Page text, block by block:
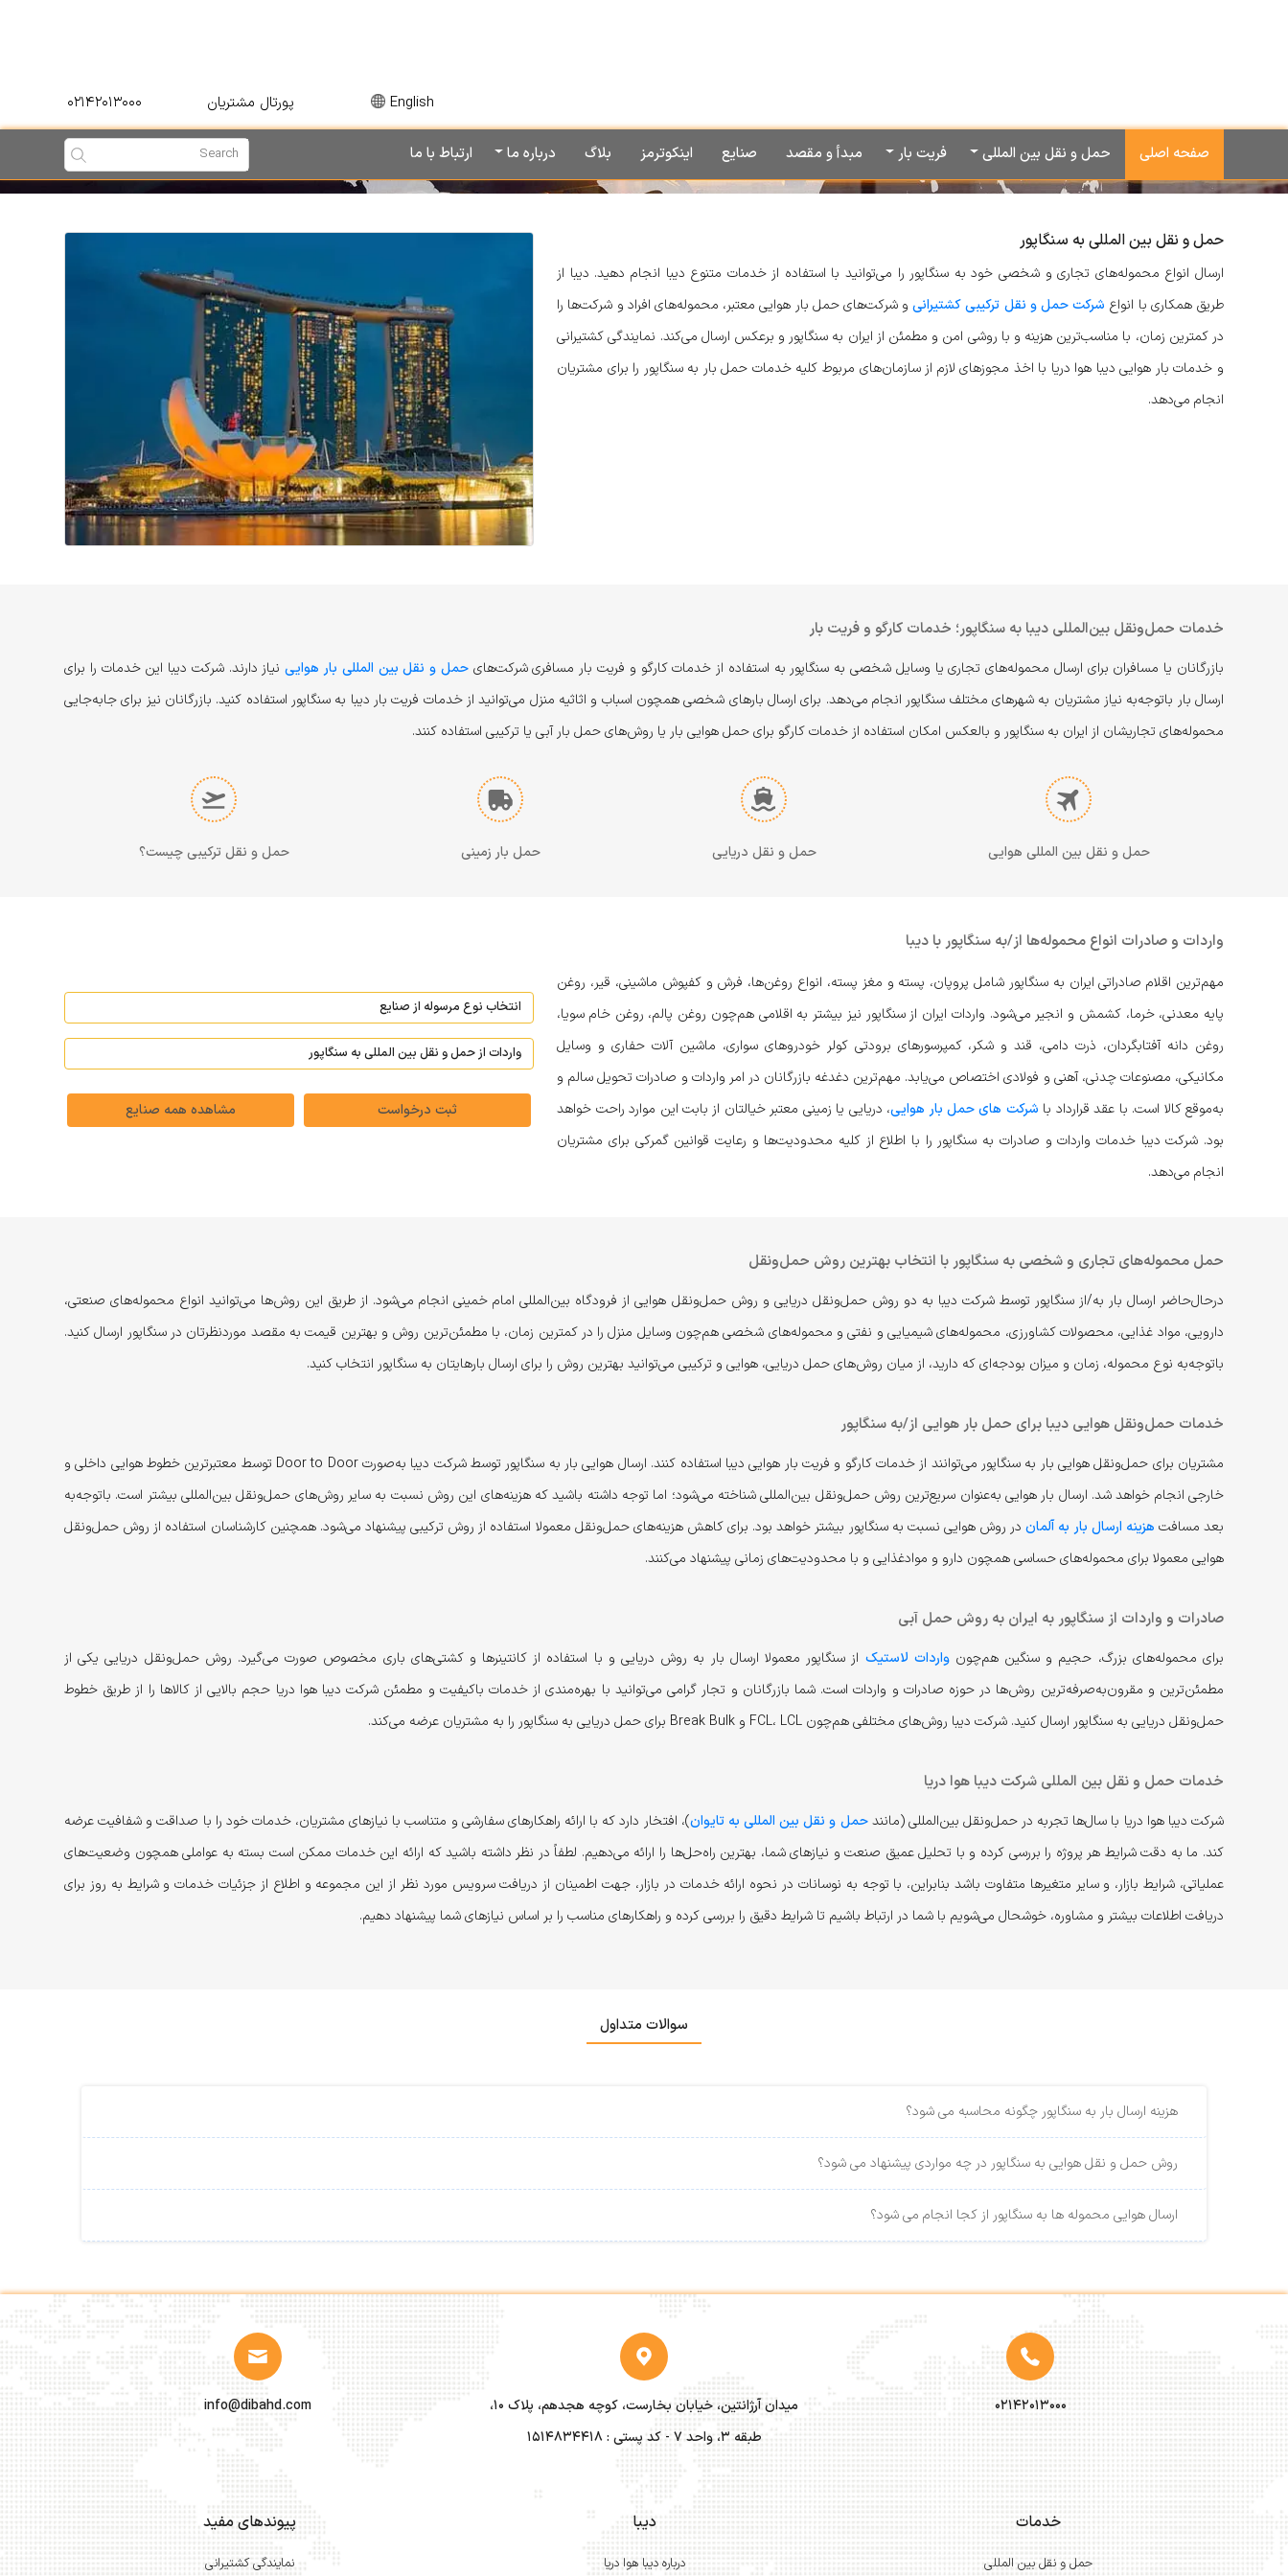
English پورتال مشتریان ۰۲۱۴۲۰۱۳۰۰۰
صفحه اصلی حمل و نقل بین المللی فریت بار مبدأ و مقصد صنایع اینکوترمز بلاگ درباره ما ارتباط با ما
حمل و نقل بین المللی به سنگاپور
ارسال انواع محموله‌های تجاری و شخصی خود به سنگاپور را می‌توانید با استفاده از خدمات متنوع دیبا انجام دهید. دیبا از
طریق همکاری با انواع شرکت حمل و نقل ترکیبی کشتیرانیو شرکت‌های حمل‌ بار هوایی معتبر، محموله‌های افراد و شرکت‌ها را
در کمترین زمان، با مناسب‌ترین هزینه و با روشی امن و مطمئن از ایران به سنگاپور و برعکس ارسال می‌کند. نمایندگی کشتیرانی
و خدمات بار هوایی دیبا هوا دریا با اخذ مجوزهای لازم از سازمان‌های مربوط کلیه خدمات حمل بار به سنگاپور را برای مشتریان
انجام می‌دهد.
خدمات حمل‌ونقل بین‌المللی دیبا به سنگاپور؛ خدمات کارگو و فریت بار
بازرگانان یا مسافران برای ارسال محموله‌های تجاری یا وسایل شخصی به سنگاپور به استفاده از خدمات کارگو و فریت بار مسافری شرکت‌هایحمل و نقل بین المللی بار هوایینیاز دارند. شرکت دیبا این خدمات را برای
ارسال بار با‌توجه‌به نیاز مشتریان به شهرهای مختلف سنگاپور انجام می‌دهد. برای ارسال بارهای شخصی همچون اسباب و اثاثیه منزل می‌توانید از خدمات فریت بار دیبا به سنگاپور استفاده کنید. بازرگانان نیز برای جابه‌جایی
محموله‌های تجاریشان از ایران به سنگاپور و بالعکس امکان استفاده از خدمات کارگو برای حمل هوایی بار یا روش‌های حمل بار آبی یا ترکیبی استفاده کنند.
حمل و نقل بین المللی هوایی حمل و نقل دریایی حمل بار زمینی حمل و نقل ترکیبی چیست؟
واردات و صادرات انواع محموله‌ها از/به سنگاپور با دیبا
مهم‌ترین اقلام صادراتی ایران به سنگاپور شامل پروپان، پسته و مغز پسته، انواع روغن‌ها، فرش و کفپوش ماشینی، قیر، روغن
پایه معدنی، خرما، کشمش و انجیر می‌شود. واردات ایران از سنگاپور نیز بیشتر به اقلامی هم‌چون روغن پالم، روغن خام سویا،
روغن دانه آفتابگردان، ذرت دامی، قند و شکر، کمپرسورهای برودتی کولر خودروهای سواری، ماشین آلات حفاری و وسایل
مکانیکی، مصنوعات چدنی، آهنی و فولادی اختصاص می‌یابد. مهم‌ترین دغدغه بازرگانان در امر واردات و صادرات تحویل سالم و
به‌موقع کالا است. با عقد قرارداد با شرکت های حمل بار هوایی، دریایی یا زمینی معتبر خیالتان از بابت این موارد راحت خواهد
بود. شرکت دیبا خدمات واردات و صادرات به سنگاپور را با اطلاع از کلیه محدودیت‌ها و رعایت قوانین گمرکی برای مشتریان
انجام می‌دهد.
ثبت درخواست مشاهده همه صنایع
حمل محموله‌های تجاری و شخصی به سنگاپور با انتخاب بهترین روش حمل‌ونقل
در‌حال‌حاضر ارسال بار به/از سنگاپور توسط شرکت دیبا به دو روش حمل‌ونقل دریایی و روش حمل‌ونقل هوایی از فرودگاه بین‌المللی امام خمینی انجام می‌شود. از طریق این روش‌ها می‌توانید انواع محموله‌های صنعتی،
دارویی، مواد غذایی، محصولات کشاورزی، محموله‌های شیمیایی و نفتی و محموله‌های شخصی هم‌چون وسایل منزل را در کمترین زمان، با مطمئن‌ترین روش و بهترین قیمت به مقصد مورد‌نظرتان در سنگاپور ارسال کنید.
با‌توجه‌به نوع محموله، زمان و میزان بودجه‌ای که دارید، از میان روش‌های حمل دریایی، هوایی و ترکیبی می‌توانید بهترین روش را برای ارسال بارهایتان به سنگاپور انتخاب کنید.
خدمات حمل‌ونقل هوایی دیبا برای حمل بار هوایی از/به سنگاپور
مشتریان برای حمل‌ونقل هوایی بار به سنگاپور می‌توانند از خدمات کارگو و فریت بار هوایی دیبا استفاده کنند. ارسال هوایی بار به سنگاپور توسط شرکت دیبا به‌صورت Door to Door توسط معتبر‌ترین خطوط هوایی داخلی و
خارجی انجام خواهد شد. ارسال بار هوایی به‌عنوان سریع‌ترین روش حمل‌ونقل بین‌المللی شناخته می‌شود؛ اما توجه داشته باشید که هزینه‌های این روش نسبت به سایر روش‌های حمل‌ونقل بین‌المللی بیشتر است. با‌توجه‌به
بعد مسافت هزینه ارسال بار به آلماندر روش‌ هوایی نسبت به سنگاپور بیشتر خواهد بود. برای کاهش هزینه‌های حمل‌ونقل معمولا استفاده از روش ترکیبی پیشنهاد می‌شود. همچنین کارشناسان استفاده از روش حمل‌ونقل
هوایی معمولا برای محموله‌های حساسی همچون دارو و مواد‌غذایی و با محدودیت‌های زمانی پیشنهاد می‌کنند.
صادرات و واردات از سنگاپور به ایران به‌ روش حمل آبی
برای محموله‌های بزرگ، حجیم و سنگین هم‌چونواردات لاستیک از سنگاپور معمولا ارسال بار به روش دریایی و با استفاده از کانتینرها و کشتی‌های باری مخصوص صورت می‌گیرد. روش حمل‌ونقل دریایی یکی از
مطمئن‌ترین و مقرون‌به‌صرفه‌ترین روش‌ها در حوزه صادرات و واردات است. شما بازرگانان و تجار گرامی می‌توانید با بهره‌مندی از خدمات با‌کیفیت و مطمئن شرکت دیبا هوا دریا حجم بالایی از کالاها را از طریق خطوط
حمل‌ونقل دریایی به سنگاپور ارسال کنید. شرکت دیبا روش‌های مختلفی هم‌چون FCL، LCL و Break Bulk برای حمل دریایی به سنگاپور را به مشتریان عرضه می‌کند.
خدمات حمل و نقل بین المللی شرکت دیبا هوا دریا
شرکت دیبا هوا دریا با سال‌ها تجربه در حمل‌ونقل بین‌المللی (مانندحمل و نقل بین المللی به تایوان)، افتخار دارد که با ارائه راهکارهای سفارشی و متناسب با نیازهای مشتریان، خدمات خود را با صداقت و شفافیت عرضه
کند. ما به دقت شرایط هر پروژه را بررسی کرده و با تحلیل عمیق صنعت و نیازهای شما، بهترین راه‌حل‌ها را ارائه می‌دهیم. لطفاً در نظر داشته باشید که ارائه این خدمات ممکن است بسته به عواملی همچون وضعیت‌های
عملیاتی، شرایط بازار، و سایر متغیرها متفاوت باشد بنابراین، با توجه به نوسانات در نحوه ارائه خدمات در بازار، جهت اطمینان از دریافت سرویس مورد نظر از این مجموعه و اطلاع از جزئیات خدمات و شرایط به روز برای
دریافت اطلاعات بیشتر و مشاوره، خوشحال می‌شویم با شما در ارتباط باشیم تا شرایط دقیق را بررسی کرده و راهکارهای مناسب را بر اساس نیازهای شما پیشنهاد دهیم.
سوالات متداول
هزینه ارسال بار به سنگاپور چگونه محاسبه می شود؟
روش حمل و نقل هوایی به سنگاپور در چه مواردی پیشنهاد می شود؟
ارسال هوایی محموله ها به سنگاپور از کجا انجام می شود؟
۰۲۱۴۲۰۱۳۰۰۰
میدان آرژانتین، خیابان بخارست، کوچه هجدهم، پلاک ۱۰،
طبقه ۳، واحد ۷ - کد پستی : 1514834418
info@dibahd.com
خدمات
حمل و نقل بین المللی
دیبا
درباره دیبا هوا دریا
پیوندهای مفید
نمایندگی کشتیرانی